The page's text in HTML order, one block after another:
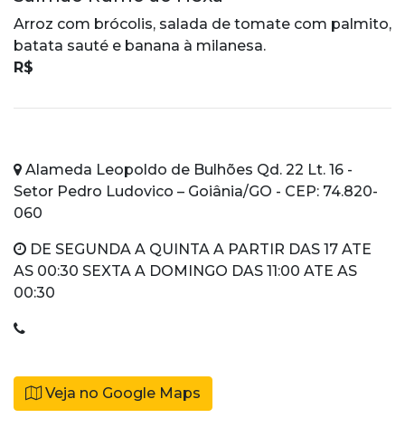
Arroz com brócolis, salada de tomate com palmito,
batata sauté e banana à milanesa.
R$
Alameda Leopoldo de Bulhões Qd. 22 Lt. 16 -
Setor Pedro Ludovico – Goiânia/GO - CEP: 74.820-
060
DE SEGUNDA A QUINTA A PARTIR DAS 17 ATE
AS 00:30 SEXTA A DOMINGO DAS 11:00 ATE AS
00:30
Veja no Google Maps